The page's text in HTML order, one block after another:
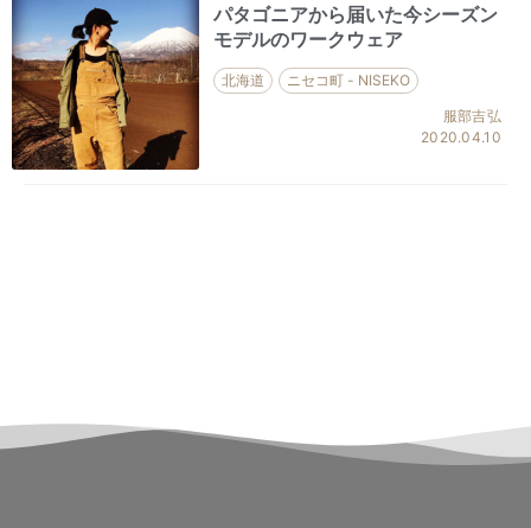
パタゴニアから届いた今シーズン
モデルのワークウェア
北海道
ニセコ町 - NISEKO
服部吉弘
2020.04.10